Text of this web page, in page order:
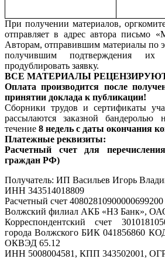
При получении материалов,
отправляет в адрес автора письмо
Авторам, отправившим материалы по
получившим подтверждения их
продублировать заявку.
ВСЕ МАТЕРИАЛЫ
Оплата производится после
принятии доклада к публикации!
Сборники трудов и сертификаты
рассылаются заказной
течение 8 недель с даты окончания
Платежные реквизиты:
Расчетный счет для
граждан РФ)
Получатель: ИП Васильев Игорь
ИНН 343514018809
Расчетный счет 40802810900000699200
Волжский филиал АКБ «НЗ Банк»,
Корреспондентский счет
города Волжского БИК 041856860
ОКВЭД 65.12
ИНН 5008004581, КПП 343502001,